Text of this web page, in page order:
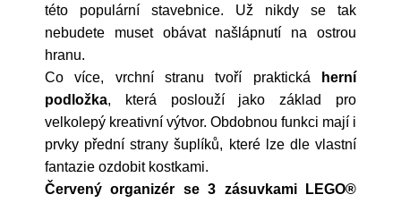
této populární stavebnice. Už nikdy se tak
nebudete muset obávat našlápnutí na ostrou
hranu.
Co více, vrchní stranu tvoří praktická
herní
podložka, která poslouží jako základ pro
velkolepý kreativní výtvor. Obdobnou funkci mají i
prvky přední strany šuplíků, které lze dle vlastní
fantazie ozdobit kostkami.
Červený organizér se 3 zásuvkami LEGO®